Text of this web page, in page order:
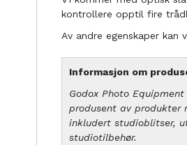
kontrollere opptil fire
Av andre egenskaper
Informasjon om
Godox Photo
produsent av produkter
inkludert studioblitser,
studiotilbehør.